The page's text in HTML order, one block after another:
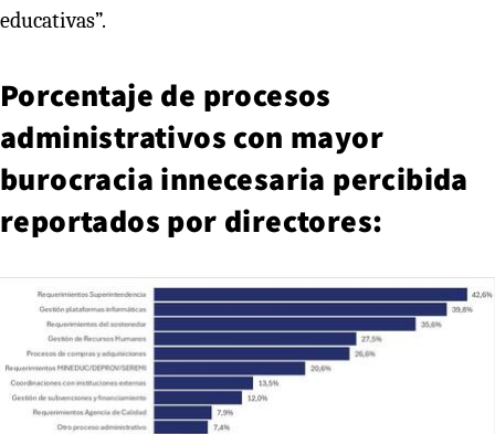
educativas”.
Porcentaje de procesos
administrativos con mayor
burocracia innecesaria percibida
reportados por directores: